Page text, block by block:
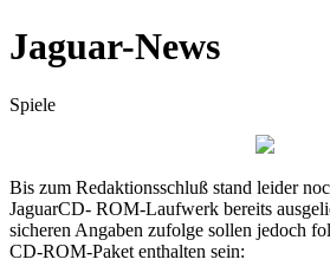
Jaguar-News
Spiele
Bis zum Redaktionsschluß stand leider
JaguarCD- ROM-Laufwerk bereits
sicheren Angaben zufolge sollen jedoch
CD-ROM-Paket enthalten sein: